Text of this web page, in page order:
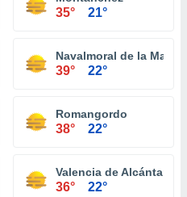
35° 21°
Navalmoral de la Mata
39° 22°
Romangordo
38° 22°
Valencia de Alcántara
36° 22°